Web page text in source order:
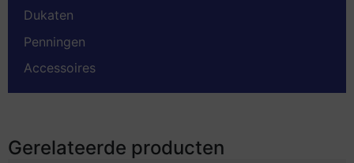
Dukaten
Penningen
Accessoires
Gerelateerde producten